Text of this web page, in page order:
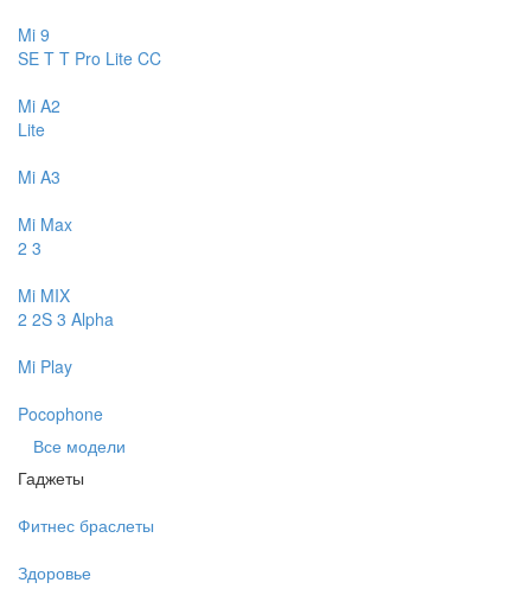
Mi 9
SE T T Pro Lite CC
Mi A2
Lite
Mi A3
Mi Max
2 3
Mi MIX
2 2S 3 Alpha
Mi Play
Pocophone
Все модели
Гаджеты
Фитнес браслеты
Здоровье